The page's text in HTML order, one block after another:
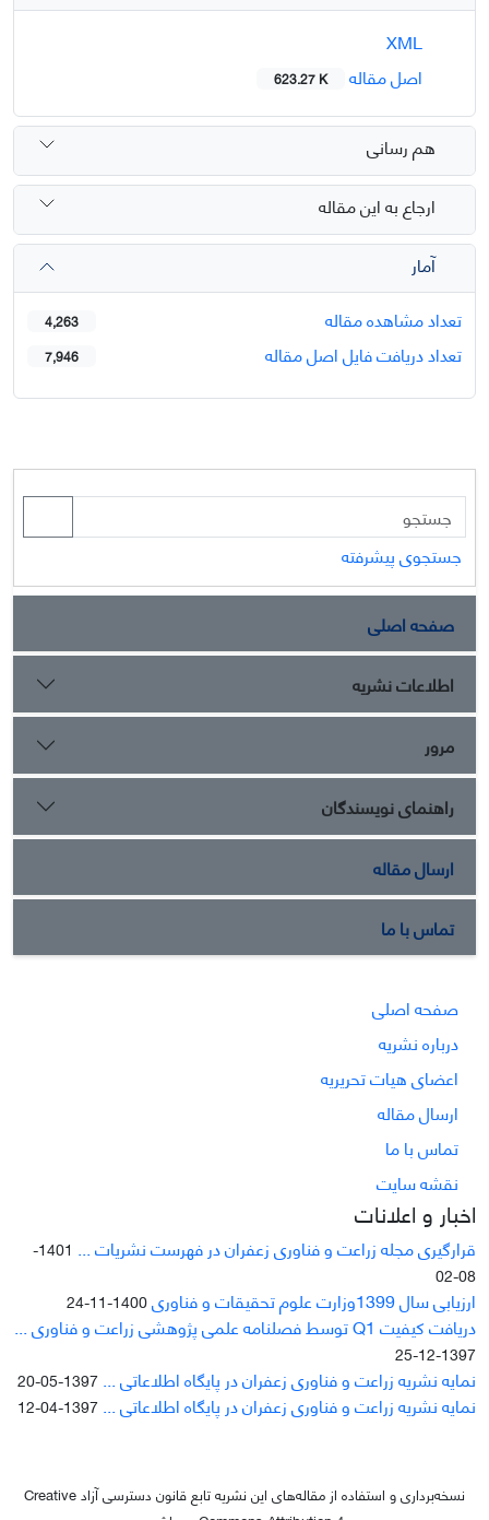
اصل مقاله
623.27 K
هم رسانی
ارجاع به این مقاله
آمار
تعداد مشاهده مقاله
4,263
تعداد دریافت فایل اصل مقاله 7,946
جستجوی پیشرفته
صفحه اصلی
اطلاعات نشریه
مرور
راهنمای نویسندگان
ارسال مقاله
تماس با ما
صفحه اصلی
درباره نشریه
اعضای هیات تحریریه
ارسال مقاله
تماس با ما
نقشه سایت
اخبار و اعلانات
قرارگیری مجله زراعت و فناوری زعفران در فهرست نشریات ...
1401-
08-02
ارزیابی سال 1399وزارت علوم تحقیقات و فناوری 1400-11-24
دریافت کیفیت Q1 توسط فصلنامه علمی پژوهشی زراعت و فناوری ...
1397-12-25
نمایه نشریه زراعت و فناوری زعفران در پایگاه اطلاعاتی ... 1397-05-20
نمایه نشریه زراعت و فناوری زعفران در پایگاه اطلاعاتی ... 1397-04-12
نسخه‌برداری و استفاده از مقاله‌های این نشریه تابع قانون دسترسی آزاد Creative